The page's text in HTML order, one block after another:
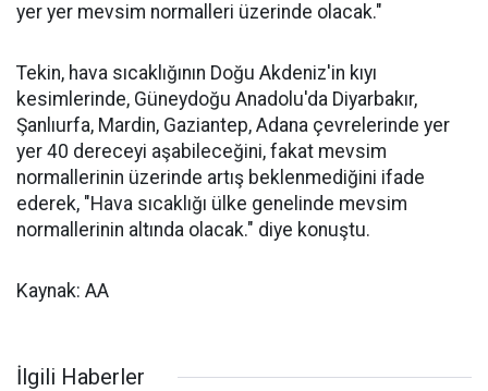
yer yer mevsim normalleri üzerinde olacak."
Tekin, hava sıcaklığının Doğu Akdeniz'in kıyı
kesimlerinde, Güneydoğu Anadolu'da Diyarbakır,
Şanlıurfa, Mardin, Gaziantep, Adana çevrelerinde yer
yer 40 dereceyi aşabileceğini, fakat mevsim
normallerinin üzerinde artış beklenmediğini ifade
ederek, "Hava sıcaklığı ülke genelinde mevsim
normallerinin altında olacak." diye konuştu.
Kaynak: AA
İlgili Haberler